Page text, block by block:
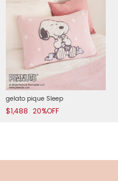
gelato pique Sleep
$1,488 20%OFF